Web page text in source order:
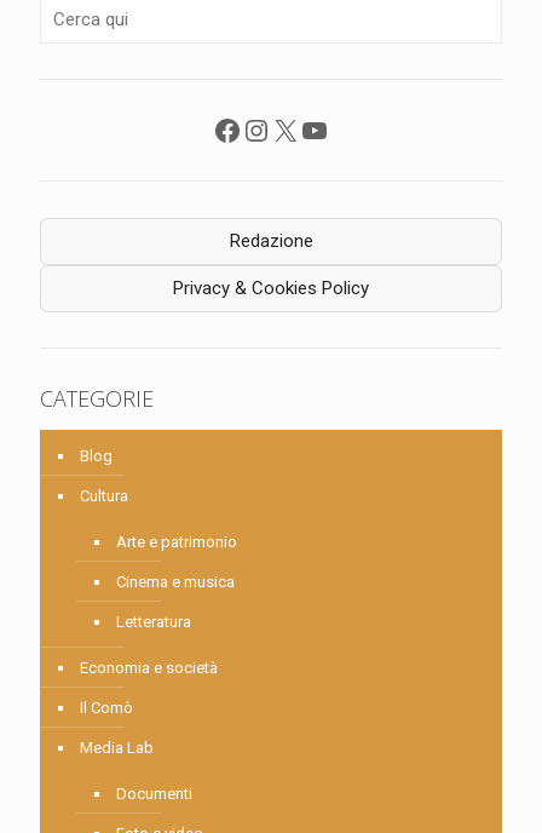
Facebook
Instagram
X YouTube
Redazione
Privacy & Cookies Policy
CATEGORIE
Blog
Cultura
Arte e patrimonio
Cinema e musica
Letteratura
Economia e società
Il Comò
Media Lab
Documenti